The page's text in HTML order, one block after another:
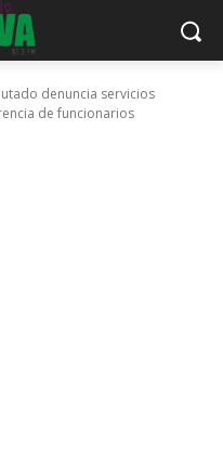
denuncia servicios
de funcionarios